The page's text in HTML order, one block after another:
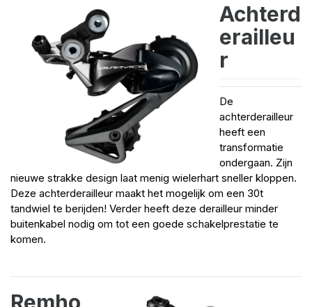
Achterd
erailleu
r
De
achterderailleur
heeft een
transformatie
ondergaan. Zijn
nieuwe strakke design laat menig wielerhart sneller kloppen.
Deze achterderailleur maakt het mogelijk om een 30t
tandwiel te berijden! Verder heeft deze derailleur minder
buitenkabel nodig om tot een goede schakelprestatie te
komen.